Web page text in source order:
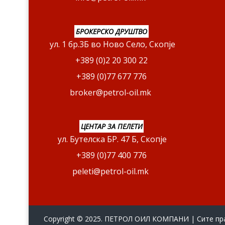
БРОКЕРСКО ДРУШТВО
ул. 1 бр.3Б во Ново Село, Скопје
+389 (0)2 20 300 22
+389 (0)77 677 776
broker@petrol-oil.mk
ЦЕНТАР ЗА ПЕЛЕТИ
ул. Бутелска БР. 47 Б, Скопје
+389 (0)77 400 776
peleti@petrol-oil.mk
Copyright © 2025. ПЕТРОЛ ОИЛ КОМПАНИ | Сите